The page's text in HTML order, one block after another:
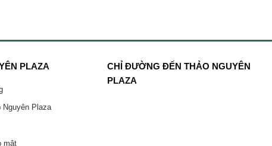
PLAZA
Plaza
mật
CHỈ ĐƯỜNG ĐẾN THẢO NGUYÊN
PLAZA